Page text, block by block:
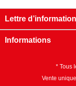
Lettre
Informations
* Tous
Vente